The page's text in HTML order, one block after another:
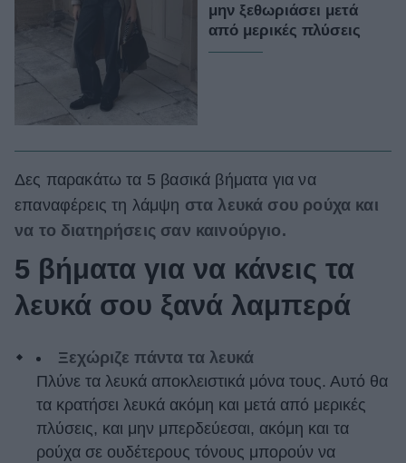
μην ξεθωριάσει μετά
από μερικές πλύσεις
Δες παρακάτω τα 5 βασικά βήματα για να
επαναφέρεις τη λάμψη στα λευκά σου ρούχα και
να το διατηρήσεις σαν καινούργιο.
5 βήματα για να κάνεις τα
λευκά σου ξανά λαμπερά
Ξεχώριζε πάντα τα λευκά
Πλύνε τα λευκά αποκλειστικά μόνα τους. Αυτό θα
τα κρατήσει λευκά ακόμη και μετά από μερικές
πλύσεις, και μην μπερδεύεσαι, ακόμη και τα
ρούχα σε ουδέτερους τόνους μπορούν να